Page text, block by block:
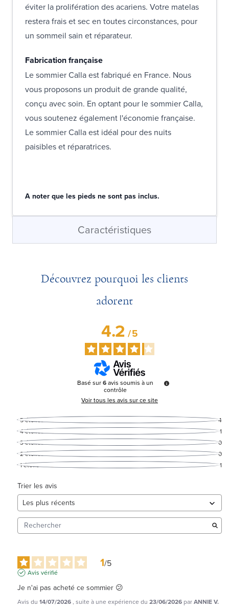
éviter la prolifération des acariens. Votre matelas
restera frais et sec en toutes circonstances, pour
un sommeil sain et réparateur.
Fabrication française
Le sommier Calla est fabriqué en France. Nous
vous proposons un produit de grande qualité,
conçu avec soin. En optant pour le sommier Calla,
vous soutenez également l'économie française.
Le sommier Calla est idéal pour des nuits
paisibles et réparatrices.
A noter que les pieds ne sont pas inclus.
Caractéristiques
Découvrez pourquoi les clients
adorent
4.2/5
Basé sur6 avis soumis à un
contrôle
Voir tous les avis sur ce site
5étoiles
4
4étoiles
1
3étoiles
0
2étoiles
0
1étoile 1
Trier les avis
1/5
Avis vérifié
Je n'ai pas acheté ce sommier 😕
Avis du 14/07/2026, suite à une expérience du 23/06/2026 parANNIE V.